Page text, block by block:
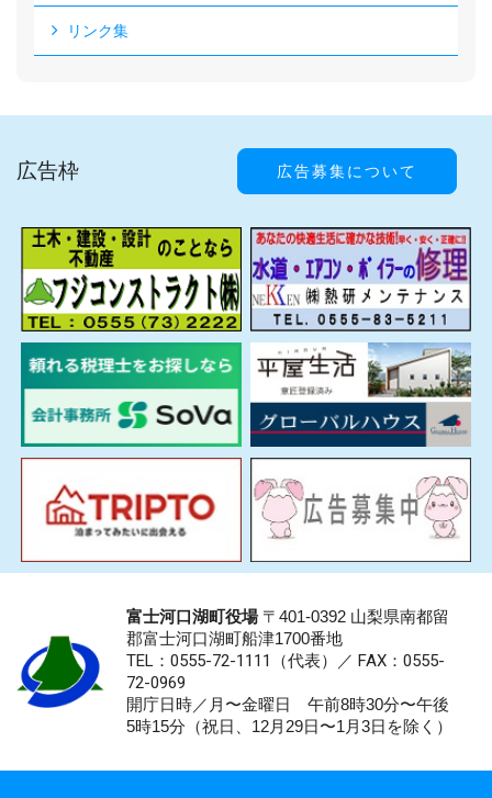
リンク集
広告枠 広告募集について
富士河口湖町役場〒401-0392 山梨県南都留
郡富士河口湖町船津1700番地
TEL：0555-72-1111 （代表）／ FAX：0555-
72-0969
開庁日時／月〜金曜日 午前8時30分〜午後
5時15分（祝日、12月29日〜1月3日を除く）